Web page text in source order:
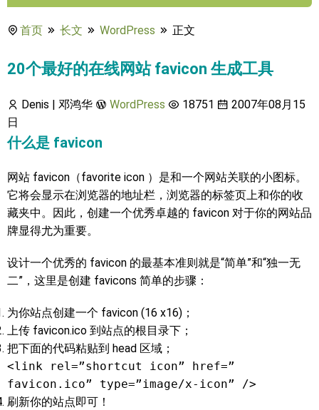
首页 长文 WordPress 正文
20个最好的在线网站 favicon 生成工具
Denis | 邓鸿华 WordPress 18751
2007年08月15
日
什么是 favicon
网站 favicon（favorite icon ）是和一个网站关联的小图标。
它将会显示在浏览器的地址栏，浏览器的标签页上和你的收
藏夹中。因此，创建一个优秀卓越的 favicon 对于你的网站品
牌显得尤为重要。
设计一个优秀的 favicon 的最基本准则就是“简单”和“独一无
二”，这里是创建 favicons 简单的步骤：
为你站点创建一个 favicon (16 x16)；
上传 favicon.ico 到站点的根目录下；
把下面的代码粘贴到 head 区域；
<link rel=”shortcut icon” href=”
favicon.ico” type=”image/x-icon” />
刷新你的站点即可！